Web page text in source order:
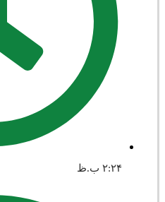
۲:۲۴ ب.ظ